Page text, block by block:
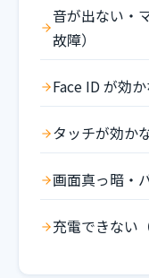
音が出ない・
故障）
Face ID が効
タッチが効か
画面真っ暗・
充電できない